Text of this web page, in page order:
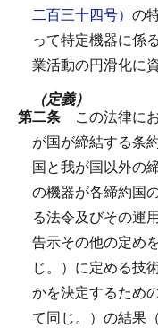
二百三十四号） の
って特定機器に係
業活動の円滑化に
（定義）
第二条 この法律に
が国が締結する条
国と我が国以外の
の機器が各締約国
る法令及びその運
告示その他の定めを
じ。）に定める技
かを決定するため
て同じ。）の結果